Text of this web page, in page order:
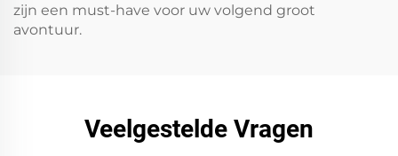
zijn een must-have voor uw volgend groot
avontuur.
Veelgestelde Vragen